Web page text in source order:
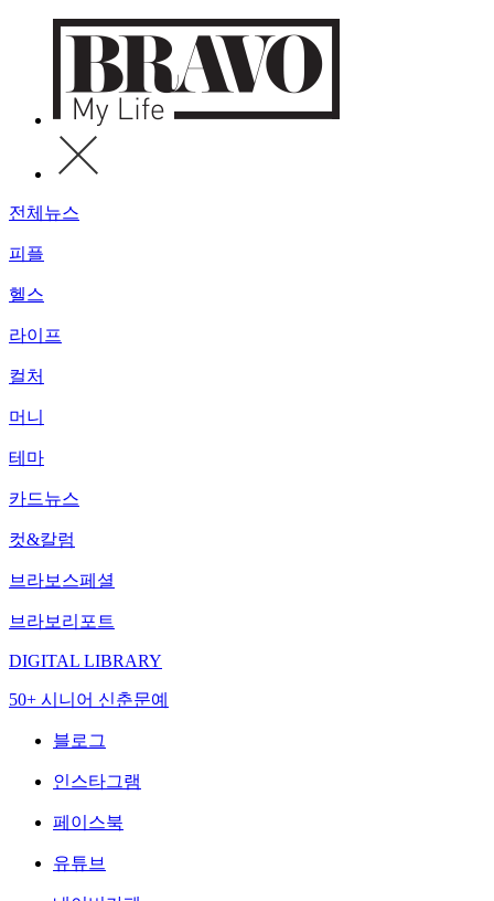
전체뉴스
피플
헬스
라이프
컬처
머니
테마
카드뉴스
컷&칼럼
브라보스페셜
브라보리포트
DIGITAL LIBRARY
50+ 시니어 신춘문예
블로그
인스타그램
페이스북
유튜브